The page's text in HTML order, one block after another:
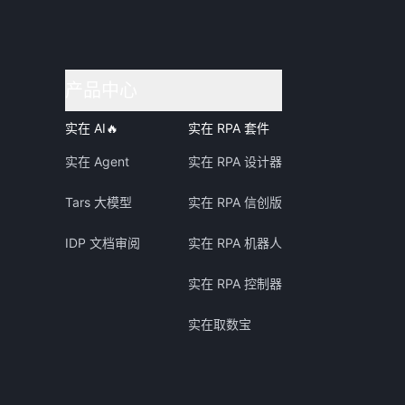
实在 AI🔥
实在 Agent
Tars 大模型
IDP 文档审阅
实在 RPA 套件
实在 RPA 设计器
实在 RPA 信创版
实在 RPA 机器人
实在 RPA 控制器
实在取数宝